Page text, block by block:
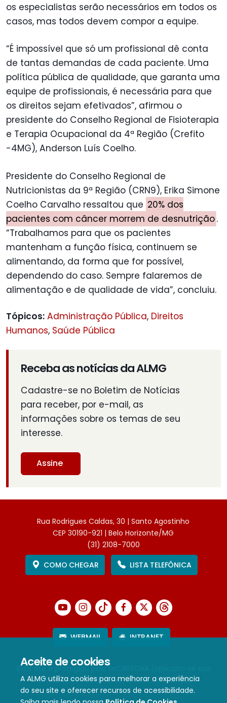
Aceite de cookies
A ALMG utiliza cookies para melhorar a experiência
do seu site e oferecer recursos de acessibilidade.
os especialistas serão necessários em todos os
casos, mas todos devem compor a equipe.
“É impossível que só um profissional dê conta
de tantas demandas de cada paciente. Uma
política pública de qualidade, que garanta uma
equipe de profissionais, é necessária para que
os direitos sejam efetivados”, afirmou o
presidente do Conselho Regional de Fisioterapia
e Terapia Ocupacional da 4ª Região (Crefito
-4MG), Anderson Luís Coelho.
Presidente do Conselho Regional de
Nutricionistas da 9ª Região (CRN9), Erika Simone
Coelho Carvalho ressaltou que 20% dos
pacientes com câncer morrem de desnutrição.
“Trabalhamos para que os pacientes
mantenham a função física, continuem se
alimentando, da forma que for possível,
dependendo do caso. Sempre falaremos de
alimentação e de qualidade de vida”, concluiu.
Tópicos: Administração Pública, Direitos
Humanos, Saúde Pública
Receba as notícias da ALMG
Cadastre-se no Boletim de Notícias
para receber, por e-mail, as
informações sobre os temas de seu
interesse.
Assine
Rua Rodrigues Caldas, 30 | Santo Agostinho
CEP 30190-921 | Belo Horizonte/MG
(31) 2108-7000
COMO CHEGAR
LISTA TELEFÔNICA
WEBMAIL INTRANET
Este site é protegido pelo reCAPTCHA (aplicam-se sua
Política de PrivacidadeeTermos de Serviço).